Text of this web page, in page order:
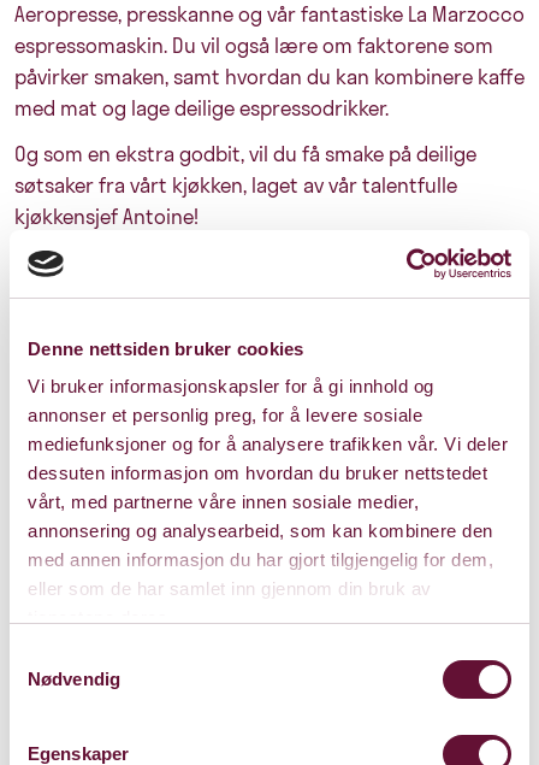
Denne nettsiden bruker cookies
Vi bruker informasjonskapsler for å gi innhold og
annonser et personlig preg, for å levere sosiale
mediefunksjoner og for å analysere trafikken vår. Vi deler
dessuten informasjon om hvordan du bruker nettstedet
vårt, med partnerne våre innen sosiale medier,
annonsering og analysearbeid, som kan kombinere den
med annen informasjon du har gjort tilgjengelig for dem,
eller som de har samlet inn gjennom din bruk av
Nødvendig
Egenskaper
Aeropresse, presskanne og vår fantastiske La Marzocco
espressomaskin. Du vil også lære om faktorene som
påvirker smaken, samt hvordan du kan kombinere kaffe
med mat og lage deilige espressodrikker.
Og som en ekstra godbit, vil du få smake på deilige
søtsaker fra vårt kjøkken, laget av vår talentfulle
kjøkkensjef Antoine!
I samarbeid med Fuglen Coffee Roasters får du med
deg en valgfri 250g pose med kvalitetskaffebønner
bryggeutstyr kun for deltakerne!
Husk, vi har kun plass til 10 personer, så vær tidlig ute
for å sikre deg en plass.
Pris: 0 - 640
Varighet: 2 t u/pause